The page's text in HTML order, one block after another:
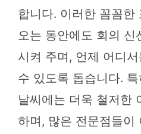
합니다. 이러한 꼼꼼한
오는 동안에도 회의 신
시켜 주며, 언제 어디
수 있도록 돕습니다.
날씨에는 더욱 철저한
하며, 많은 전문점들이